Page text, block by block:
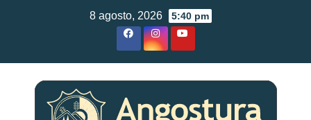
8 agosto, 2026 5:40 pm